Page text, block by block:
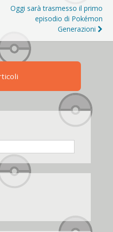
Oggi sarà trasmesso il primo
episodio di Pokémon
Generazioni